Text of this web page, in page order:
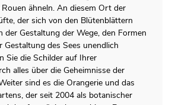
ähneln. An diesem Ort der
der sich von den Blütenblättern
der Gestaltung der Wege, den Formen
Gestaltung des Sees unendlich
Sie die Schilder auf Ihrer
alles über die Geheimnisse der
sind es die Orangerie und das
der seit 2004 als botanischer